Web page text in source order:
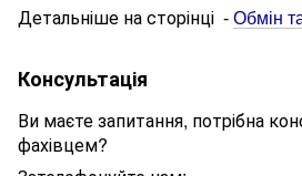
Детальніше на сторінці - Обмін
Консультація
Ви маєте запитання, потрібна
фахівцем?